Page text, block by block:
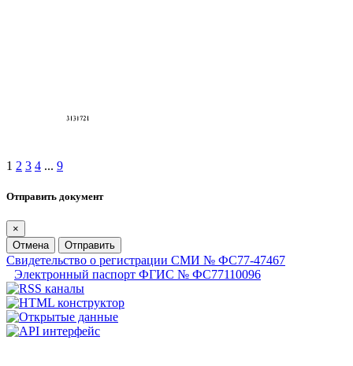
1 2 3 4 ... 9
Отправить документ
×
Отмена
Отправить
Свидетельство о регистрации СМИ № ФС77-47467
Электронный паспорт ФГИС № ФС77110096